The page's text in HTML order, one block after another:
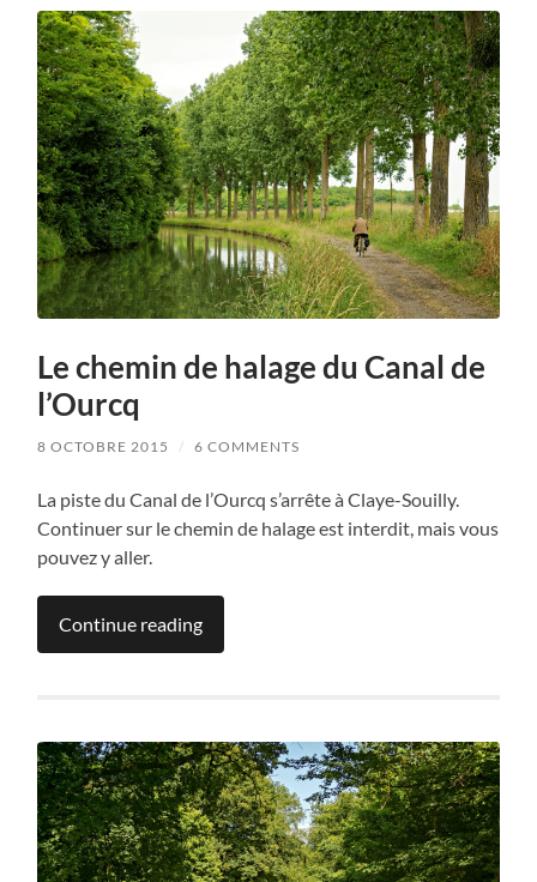
Le chemin de halage du Canal de
l’Ourcq
8 OCTOBRE 2015 / 6 COMMENTS
La piste du Canal de l’Ourcq s’arrête à Claye-Souilly.
Continuer sur le chemin de halage est interdit, mais vous
pouvez y aller.
Continue reading